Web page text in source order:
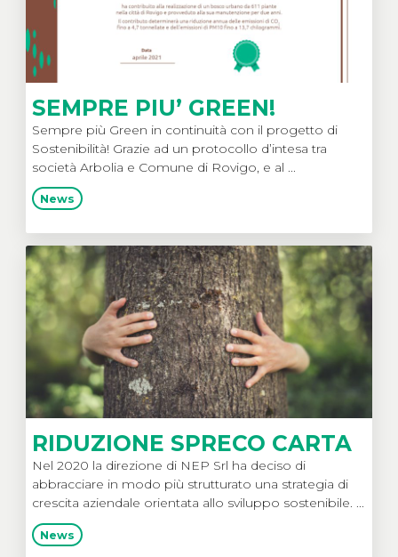
SEMPRE PIU’ GREEN!
Sempre più Green in continuità con il progetto di
Sostenibilità! Grazie ad un protocollo d’intesa tra
società Arbolia e Comune di Rovigo, e al ...
News
RIDUZIONE SPRECO CARTA
Nel 2020 la direzione di NEP Srl ha deciso di
abbracciare in modo più strutturato una strategia di
crescita aziendale orientata allo sviluppo sostenibile. ...
News